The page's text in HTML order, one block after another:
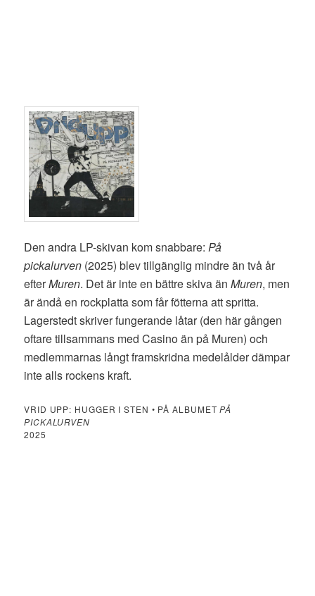
Den andra LP-skivan kom snabbare: På
pickalurven (2025) blev tillgänglig mindre än två år
efterMuren. Det är inte en bättre skiva änMuren, men
är ändå en rockplatta som får fötterna att spritta.
Lagerstedt skriver fungerande låtar (den här gången
oftare tillsammans med Casino än på Muren) och
medlemmarnas långt framskridna medelålder dämpar
inte alls rockens kraft.
VRID UPP: HUGGER I STEN • PÅ ALBUMETPÅ
PICKALURVEN
2025